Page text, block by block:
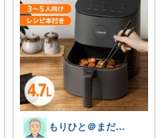
もりひと＠まだまだ役に立つ